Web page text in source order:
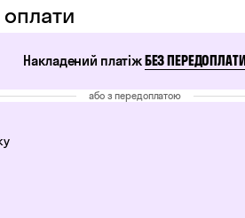
Накладений платіж БЕЗ ПЕРЕДОПЛАТИ
або з передоплатою